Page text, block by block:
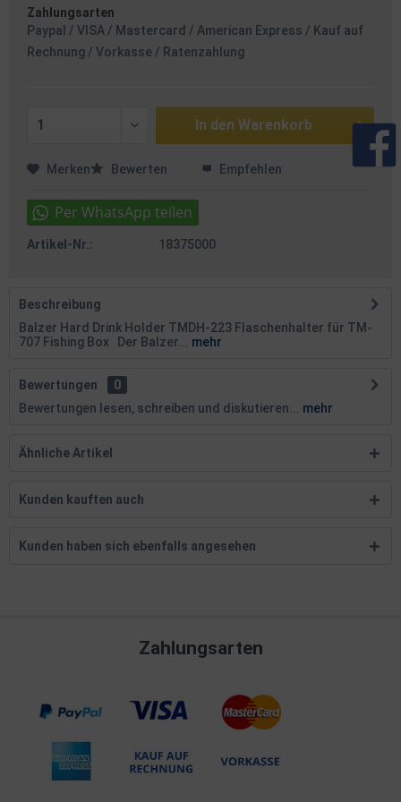
Zahlungsarten
Paypal / VISA / Mastercard / American Express / Kauf auf
Rechnung / Vorkasse / Ratenzahlung
In den Warenkorb
Merken Bewerten Empfehlen
Artikel-Nr.: 18375000
Beschreibung
Balzer Hard Drink Holder TMDH-223 Flaschenhalter für TM-
707 Fishing Box Der Balzer...
mehr
Bewertungen
0
Bewertungen lesen, schreiben und diskutieren...
mehr
Ähnliche Artikel
Kunden kauften auch
Kunden haben sich ebenfalls angesehen
Zahlungsarten